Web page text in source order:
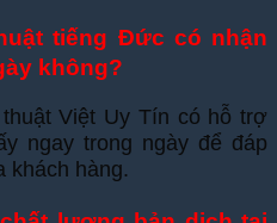
tiếng Đức có nhận
không?
Việt Uy Tín có hỗ trợ
ngay trong ngày để đáp
khách hàng.